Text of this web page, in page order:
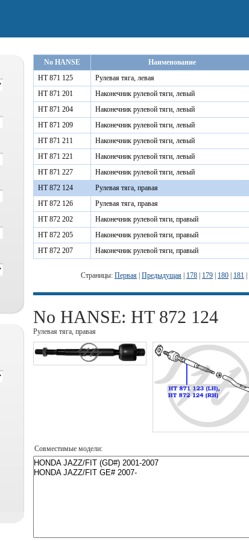
No HANSE Наименование
HT 871 125
Рулевая тяга, левая
HT 871 201
Наконечник рулевой тяги, левый
HT 871 204
Наконечник рулевой тяги, левый
HT 871 209
Наконечник рулевой тяги, левый
HT 871 211
Наконечник рулевой тяги, левый
HT 871 221
Наконечник рулевой тяги, левый
HT 871 227
Наконечник рулевой тяги, левый
HT 872 124
Рулевая тяга, правая
HT 872 126
Рулевая тяга, правая
HT 872 202
Наконечник рулевой тяги, правый
HT 872 205
Наконечник рулевой тяги, правый
HT 872 207
Наконечник рулевой тяги, правый
Страницы: Первая Предыдущая 178 179 180 181
No HANSE: HT 872 124
Рулевая тяга, правая
Совместимые модели: